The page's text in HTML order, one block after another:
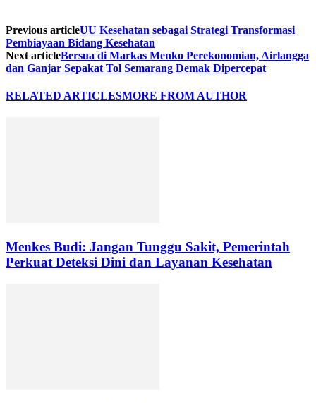
Previous articleUU Kesehatan sebagai Strategi Transformasi
Pembiayaan Bidang Kesehatan
Next articleBersua di Markas Menko Perekonomian, Airlangga
dan Ganjar Sepakat Tol Semarang Demak Dipercepat
RELATED ARTICLESMORE FROM AUTHOR
Menkes Budi: Jangan Tunggu Sakit, Pemerintah
Perkuat Deteksi Dini dan Layanan Kesehatan